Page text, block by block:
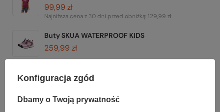
99,99 zł
Najniższa cena z 30 dni przed obniżką:129,99 zł
Buty SKUA WATERPROOF KIDS
259,99 zł
Buty MOTOZOA SNEAKER KIDS
199,99 zł
Najniższa cena z 30 dni przed obniżką:
Konfiguracja zgód
Dbamy o Twoją prywatność